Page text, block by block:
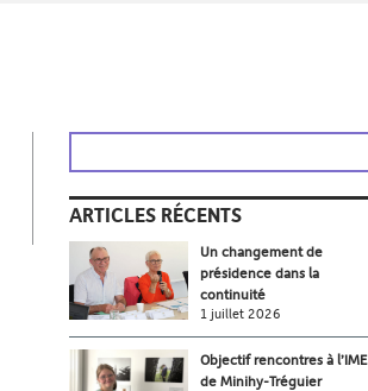
ARTICLES RÉCENTS
Un changement de
présidence dans la
continuité
1 juillet 2026
Objectif rencontres à l’IME
de Minihy-Tréguier